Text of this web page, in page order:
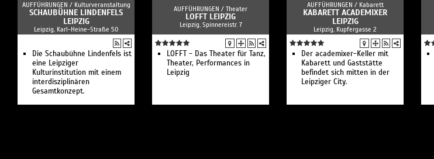
AUFFÜHRUNGEN / Kulturveranstaltung
SCHAUBÜHNE LINDENFELS
LEIPZIG
Leipzig, Karl-Heine-Straße 50
Die Schaubühne Lindenfels ist
eine Leipziger
Kulturinstitution mit einem
interdisziplinären
Gesamtkonzept.
AUFFÜHRUNGEN / Theater
LOFFT LEIPZIG
Leipzig, Spinnereistr. 7
LOFFT - Das Theater für Tanz,
Theater, Performances in
Leipzig
AUFFÜHRUNGEN / Kabarett
KABARETT ACADEMIXER
LEIPZIG
Leipzig, Kupfergasse 2
Der academixer-Keller mit
Kabarett und Gaststätte
befindet sich mitten in der
Leipziger City.